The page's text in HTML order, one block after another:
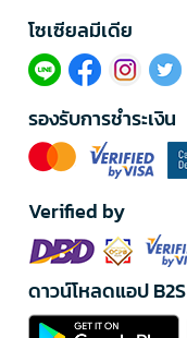
โซเซียลมีเดีย​
รองรับการชำระเงิน
Verified by
ดาวน์โหลดแอป B2S